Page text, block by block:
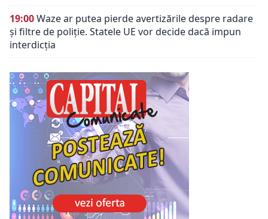
19:00Waze ar putea pierde avertizările despre radare
și filtre de poliție. Statele UE vor decide dacă impun
interdicția